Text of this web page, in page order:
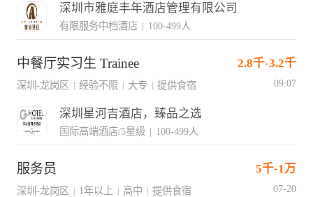
深圳市雅庭丰年酒店管理有限公司
有限服务中档酒店 | 100-499人
中餐厅实习生 Trainee 2.8千-3.2千
深圳-龙岗区 经验不限 大专 提供食宿 09:07
深圳星河吉酒店，臻品之选
国际高端酒店/5星级 | 100-499人
服务员 5千-1万
深圳-龙岗区 | 1年以上 | 高中 | 提供食宿 07-20